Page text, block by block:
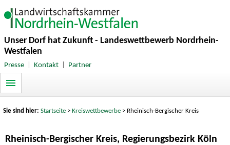
Unser Dorf hat Zukunft - Landeswettbewerb Nordrhein-
Westfalen
Presse| Kontakt| Partner
Sie sind hier:Startseite > Kreiswettbewerbe > Rheinisch-Bergischer Kreis
Rheinisch-Bergischer Kreis, Regierungsbezirk Köln